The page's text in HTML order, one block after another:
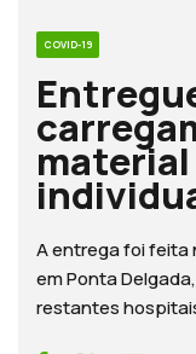
COVID-19
A entrega foi feita
em Ponta
restantes